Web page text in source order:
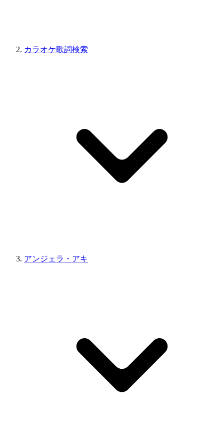
カラオケ歌詞検索
アンジェラ・アキ